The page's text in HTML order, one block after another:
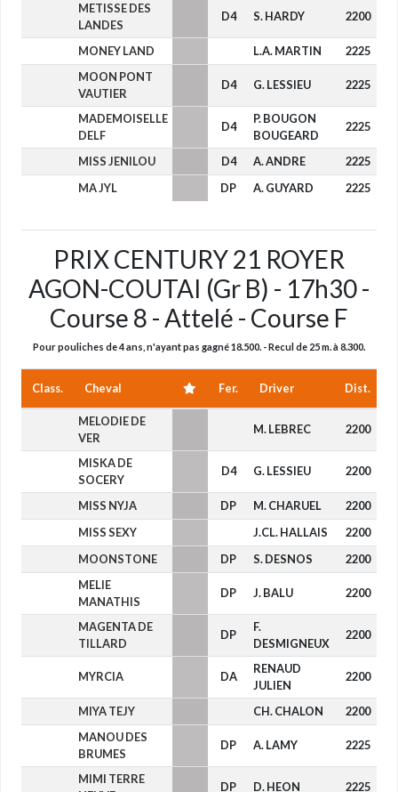
METISSE DES
LANDES
D4 S. HARDY 2200
MONEY LAND L.A. MARTIN 2225
MOON PONT
VAUTIER
D4 G. LESSIEU 2225
MADEMOISELLE
DELF
D4
P. BOUGON
BOUGEARD
2225
MISS JENILOU D4 A. ANDRE 2225
MA JYL
DP A. GUYARD 2225
PRIX CENTURY 21 ROYER
AGON-COUTAI (Gr B) - 17h30 -
Course 8 - Attelé - Course F
Pour pouliches de 4 ans, n'ayant pas gagné 18.500. - Recul de 25 m. à 8.300.
Class. Cheval Fer. Driver Dist.
MELODIE DE
VER
M. LEBREC 2200
MISKA DE
SOCERY
D4 G. LESSIEU 2200
MISS NYJA DP M. CHARUEL 2200
MISS SEXY
J.CL. HALLAIS 2200
MOONSTONE
DP S. DESNOS 2200
MELIE
MANATHIS
DP J. BALU 2200
MAGENTA DE
TILLARD
DP
F.
DESMIGNEUX
2200
MYRCIA DA
RENAUD
JULIEN
2200
MIYA TEJY CH. CHALON 2200
MANOU DES
BRUMES
DP A. LAMY 2225
MIMI TERRE
DP D. HEON 2225